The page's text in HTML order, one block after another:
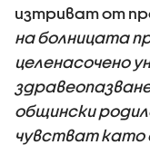
изтриват от
на болницата
целенасочено
общински
чувстват като